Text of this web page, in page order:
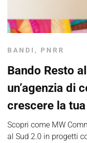
BANDI , PNRR
Bando Resto
un’agenzia di
crescere la
Scopri come MW
al Sud 2.0 in progetti